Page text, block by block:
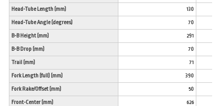
Head-Tube Length (mm) 130
Head-Tube Angle (degrees) 70
B-B Height (mm) 291
B-B Drop (mm) 70
Trail (mm) 71
Fork Length (full) (mm) 390
Fork Rake/Offset (mm) 50
Front-Center (mm) 626